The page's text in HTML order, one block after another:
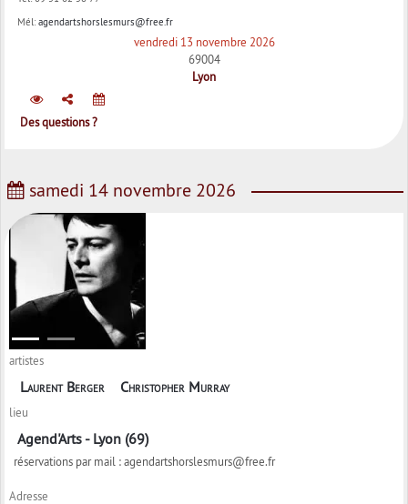
Mél: agendartshorslesmurs@free.fr
vendredi 13 novembre 2026
69004
Lyon
Des questions ?
samedi 14 novembre 2026
artistes
Laurent Berger Christopher Murray
lieu
Agend'Arts - Lyon (69)
réservations par mail : agendartshorslesmurs@free.fr
Adresse